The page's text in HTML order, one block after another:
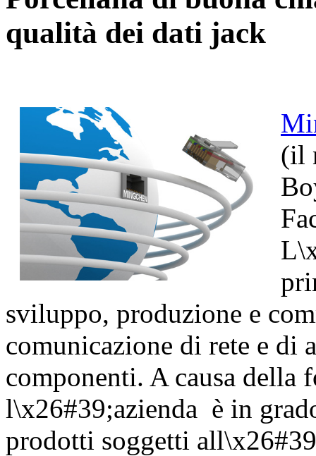
qualità dei dati jack
(il
sviluppo, produzione e
comunicazione di rete e
componenti. A causa della
l\x26#39;azienda è in
prodotti soggetti